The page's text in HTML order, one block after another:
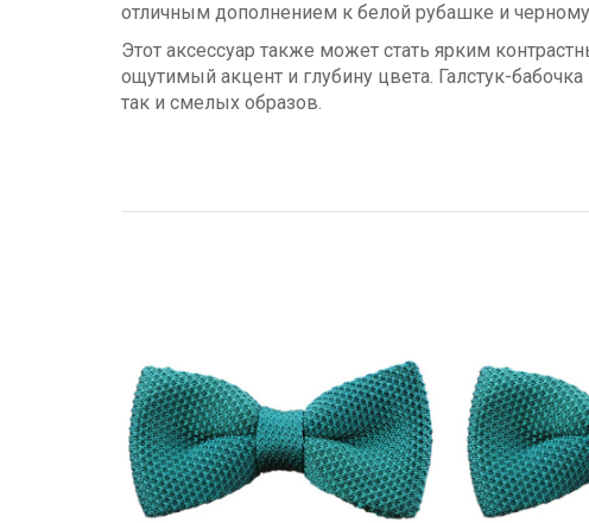
отличным дополнением к белой рубашке и
Этот аксессуар также может стать ярким
ощутимый акцент и глубину цвета. Галстук-
так и смелых образов.